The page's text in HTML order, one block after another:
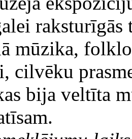
raksturīgās
mūzika,
cilvēku
bija veltīta